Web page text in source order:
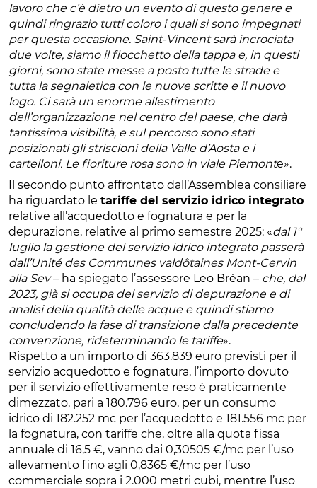
lavoro che c’è dietro un evento di questo genere e
quindi ringrazio tutti coloro i quali si sono impegnati
per questa occasione. Saint-Vincent sarà incrociata
due volte, siamo il fiocchetto della tappa e, in questi
giorni, sono state messe a posto tutte le strade e
tutta la segnaletica con le nuove scritte e il nuovo
logo. Ci sarà un enorme allestimento
dell’organizzazione nel centro del paese, che darà
tantissima visibilità, e sul percorso sono stati
posizionati gli striscioni della Valle d’Aosta e i
cartelloni. Le fioriture rosa sono in viale Piemonte».
Il secondo punto affrontato dall’Assemblea consiliare
ha riguardato le tariffe del servizio idrico integrato
relative all’acquedotto e fognatura e per la
depurazione, relative al primo semestre 2025: «dal 1°
luglio la gestione del servizio idrico integrato passerà
dall’Unité des Communes valdôtaines Mont-Cervin
alla Sev– ha spiegato l’assessore Leo Bréan – che, dal
2023, già si occupa del servizio di depurazione e di
analisi della qualità delle acque e quindi stiamo
concludendo la fase di transizione dalla precedente
convenzione, rideterminando le tariffe».
Rispetto a un importo di 363.839 euro previsti per il
servizio acquedotto e fognatura, l’importo dovuto
per il servizio effettivamente reso è praticamente
dimezzato, pari a 180.796 euro, per un consumo
idrico di 182.252 mc per l’acquedotto e 181.556 mc per
la fognatura, con tariffe che, oltre alla quota fissa
annuale di 16,5 €, vanno dai 0,30505 €/mc per l’uso
allevamento fino agli 0,8365 €/mc per l’uso
commerciale sopra i 2.000 metri cubi, mentre l’uso